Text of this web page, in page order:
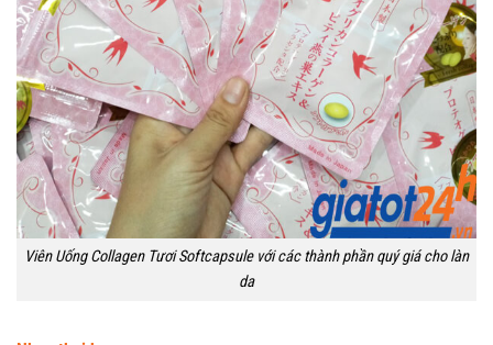
Viên Uống Collagen Tươi Softcapsule với các thành phần quý giá cho làn
da